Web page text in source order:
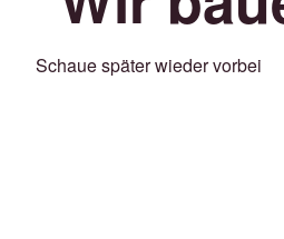
Schaue später wieder vorbei